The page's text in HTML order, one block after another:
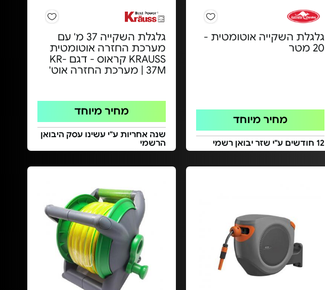
גלגלת השקייה אוטומטית -
20 מטר
מחיר מיוחד
12 חודשים ע"י שזר יבואן רשמי
גלגלת השקייה 37 מ' עם
מערכת החזרה אוטומטית
KRAUSS קראוס - דגם KR-
37M | מערכת החזרה אוט'
מחיר מיוחד
שנה אחריות ע"י עשינו עסק היבואן
הרשמי